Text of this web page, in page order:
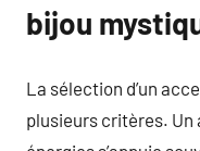
bijou
La sélection d’un
plusieurs critères. Un